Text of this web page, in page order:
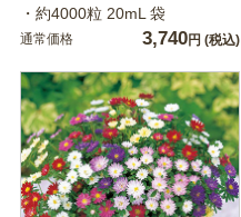
・約4000粒 20mL 袋
通常価格 3,740円 (税込)